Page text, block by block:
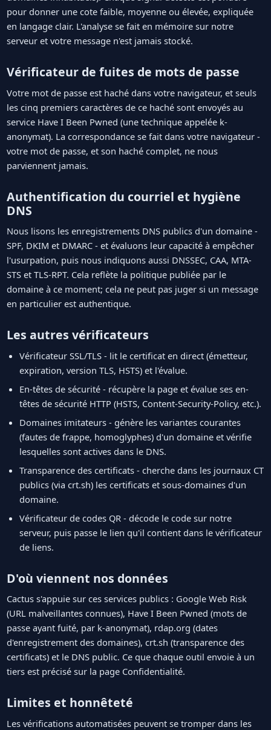
pour donner une cote faible, moyenne ou élevée, expliquée
en langage clair. L'analyse se fait en mémoire sur notre
serveur et votre message n'est jamais stocké.
Vérificateur de fuites de mots de passe
Votre mot de passe est haché dans votre navigateur, et seuls
les cinq premiers caractères de ce haché sont envoyés au
service Have I Been Pwned (une technique appelée k-
anonymat). La correspondance se fait dans votre navigateur -
votre mot de passe, et son haché complet, ne nous
parviennent jamais.
Authentification du courriel et hygiène
DNS
Nous lisons les enregistrements DNS publics d'un domaine -
SPF, DKIM et DMARC - et évaluons leur capacité à empêcher
l'usurpation, puis nous indiquons aussi DNSSEC, CAA, MTA-
STS et TLS-RPT. Cela reflète la politique publiée par le
domaine à ce moment; cela ne peut pas juger si un message
en particulier est authentique.
Les autres vérificateurs
Vérificateur SSL/TLS - lit le certificat en direct (émetteur,
expiration, version TLS, HSTS) et l'évalue.
En-têtes de sécurité - récupère la page et évalue ses en-
têtes de sécurité HTTP (HSTS, Content-Security-Policy, etc.).
Domaines imitateurs - génère les variantes courantes
(fautes de frappe, homoglyphes) d'un domaine et vérifie
lesquelles sont actives dans le DNS.
Transparence des certificats - cherche dans les journaux CT
publics (via crt.sh) les certificats et sous-domaines d'un
domaine.
Vérificateur de codes QR - décode le code sur notre
serveur, puis passe le lien qu'il contient dans le vérificateur
de liens.
D'où viennent nos données
Cactus s'appuie sur ces services publics : Google Web Risk
(URL malveillantes connues), Have I Been Pwned (mots de
passe ayant fuité, par k-anonymat), rdap.org (dates
d'enregistrement des domaines), crt.sh (transparence des
certificats) et le DNS public. Ce que chaque outil envoie à un
tiers est précisé sur la page Confidentialité.
Limites et honnêteté
Les vérifications automatisées peuvent se tromper dans les